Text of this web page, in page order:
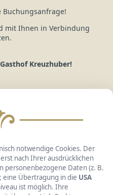
Buchungsanfrage!
mit Ihnen in Verbindung
Kreuzhuber!
Kreuzhuber
Co. KG
Neuburg a. Inn
notwendige Cookies. Der
nach Ihrer ausdrücklichen
personenbezogene Daten (z. B.
eine Übertragung in die USA
ist möglich. Ihre